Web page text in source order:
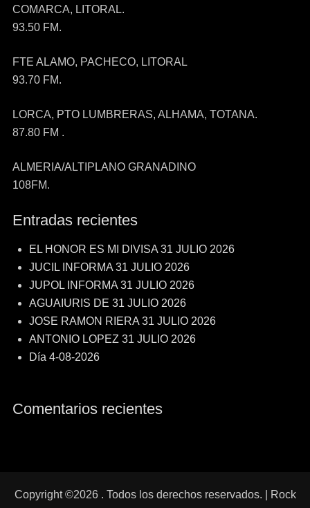
COMARCA, LITORAL.
93.50 FM.
FTE ALAMO, PACHECO, LITORAL
93.70 FM.
LORCA, PTO LUMBRERAS, ALHAMA, TOTANA.
87.80 FM .
ALMERIA/ALTIPLANO GRANADINO
108FM.
Entradas recientes
EL HONOR ES MI DIVISA 31 JULIO 2026
JUCIL INFORMA 31 JULIO 2026
JUPOL INFORMA 31 JULIO 2026
AGUAIURIS DE 31 JULIO 2026
JOSE RAMON RIERA 31 JULIO 2026
ANTONIO LOPEZ 31 JULIO 2026
Día 4-08-2026
Comentarios recientes
Copyright ©2026 . Todos los derechos reservados. | Rock